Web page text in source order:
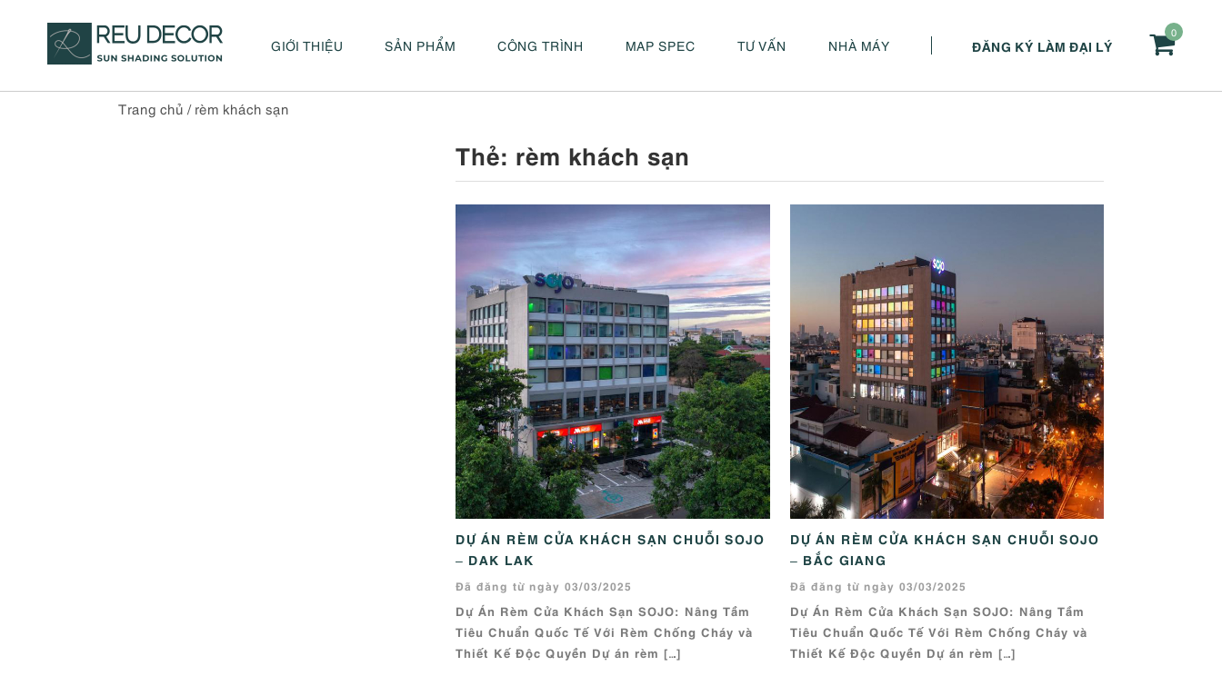
0
ĐĂNG KÝ LÀM ĐẠI LÝ
GIỚI THIỆU SẢN PHẨM CÔNG TRÌNH MAP SPEC TƯ VẤN NHÀ MÁY
Trang chủ / rèm khách sạn
Thẻ: rèm khách sạn
DỰ ÁN RÈM CỬA KHÁCH SẠN CHUỖI SOJO
– DAK LAK
Đã đăng từ ngày 03/03/2025
Dự Án Rèm Cửa Khách Sạn SOJO: Nâng Tầm
Tiêu Chuẩn Quốc Tế Với Rèm Chống Cháy và
Thiết Kế Độc Quyền Dự án rèm […]
DỰ ÁN RÈM CỬA KHÁCH SẠN CHUỖI SOJO
– BẮC GIANG
Đã đăng từ ngày 03/03/2025
Dự Án Rèm Cửa Khách Sạn SOJO: Nâng Tầm
Tiêu Chuẩn Quốc Tế Với Rèm Chống Cháy và
Thiết Kế Độc Quyền Dự án rèm […]